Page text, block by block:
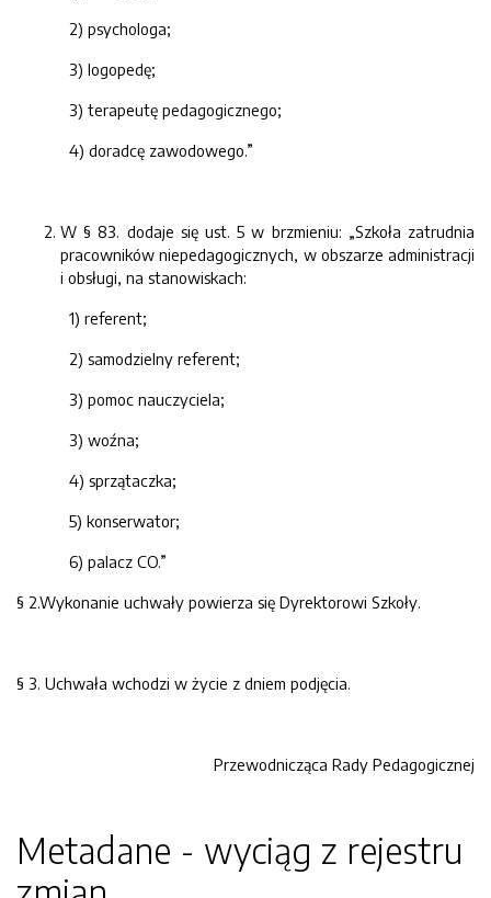
2) psychologa;
3) logopedę;
3) terapeutę pedagogicznego;
4) doradcę zawodowego.”
W § 83. dodaje się ust. 5 w brzmieniu: „Szkoła zatrudnia
pracowników niepedagogicznych, w obszarze administracji
i obsługi, na stanowiskach:
1) referent;
2) samodzielny referent;
3) pomoc nauczyciela;
3) woźna;
4) sprzątaczka;
5) konserwator;
6) palacz CO.”
§ 2.Wykonanie uchwały powierza się Dyrektorowi Szkoły.
§ 3. Uchwała wchodzi w życie z dniem podjęcia.
Przewodnicząca Rady Pedagogicznej
Metadane - wyciąg z rejestru